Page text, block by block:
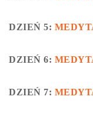
DZIEŃ 5:
DZIEŃ 6:
DZIEŃ 7: